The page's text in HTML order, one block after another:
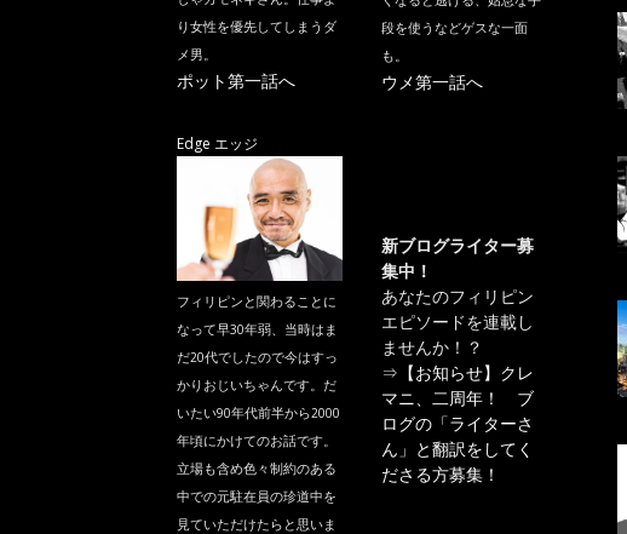
り女性を優先してしまうダ
メ男。
ポット第一話へ
段を使うなどゲスな一面
も。
ウメ第一話へ
Edge エッジ
フィリピンと関わることに
なって早30年弱、当時はま
だ20代でしたので今はすっ
かりおじいちゃんです。だ
いたい90年代前半から2000
年頃にかけてのお話です。
立場も含め色々制約のある
中での元駐在員の珍道中を
見ていただけたらと思いま
新ブログライター募
集中！
あなたのフィリピン
エピソードを連載し
ませんか！？
⇒ 【お知らせ】クレ
マニ、二周年！ ブ
ログの「ライターさ
ん」と翻訳をしてく
ださる方募集！